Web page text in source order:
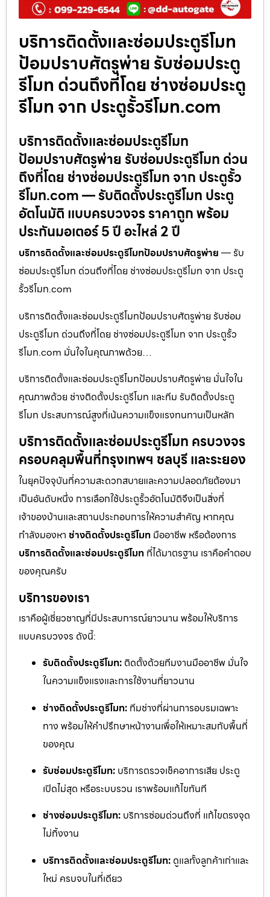
บริการติดตั้งและซ่อมประตูรีโมท
ป้อมปราบศัตรูพ่าย รับซ่อมประตู
รีโมท ด่วนถึงที่โดย ช่างซ่อมประตู
รีโมท จาก ประตูรั้วรีโมท.com
บริการติดตั้งและซ่อมประตูรีโมท
ป้อมปราบศัตรูพ่าย รับซ่อมประตูรีโมท ด่วน
ถึงที่โดย ช่างซ่อมประตูรีโมท จาก ประตูรั้ว
รีโมท.com — รับติดตั้งประตูรีโมท ประตู
อัตโนมัติ แบบครบวงจร ราคาถูก พร้อม
ประกันมอเตอร์ 5 ปี อะไหล่ 2 ปี
บริการติดตั้งและซ่อมประตูรีโมทป้อมปราบศัตรูพ่าย — รับ
ซ่อมประตูรีโมท ด่วนถึงที่โดย ช่างซ่อมประตูรีโมท จาก ประตู
รั้วรีโมท.com
บริการติดตั้งและซ่อมประตูรีโมทป้อมปราบศัตรูพ่าย รับซ่อม
ประตูรีโมท ด่วนถึงที่โดย ช่างซ่อมประตูรีโมท จาก ประตูรั้ว
รีโมท.com มั่นใจในคุณภาพด้วย…
บริการติดตั้งและซ่อมประตูรีโมทป้อมปราบศัตรูพ่าย มั่นใจใน
คุณภาพด้วย ช่างติดตั้งประตูรีโมท และทีม รับติดตั้งประตู
รีโมท ประสบการณ์สูงที่เน้นความแข็งแรงทนทานเป็นหลัก
บริการติดตั้งและซ่อมประตูรีโมท ครบวงจร
ครอบคลุมพื้นที่กรุงเทพฯ ชลบุรี และระยอง
ในยุคปัจจุบันที่ความสะดวกสบายและความปลอดภัยต้องมา
เป็นอันดับหนึ่ง การเลือกใช้ประตูรั้วอัตโนมัติจึงเป็นสิ่งที่
เจ้าของบ้านและสถานประกอบการให้ความสำคัญ หากคุณ
กำลังมองหา ช่างติดตั้งประตูรีโมท มืออาชีพ หรือต้องการ
บริการติดตั้งและซ่อมประตูรีโมท ที่ได้มาตรฐาน เราคือคำตอบ
ของคุณครับ
บริการของเรา
เราคือผู้เชี่ยวชาญที่มีประสบการณ์ยาวนาน พร้อมให้บริการ
แบบครบวงจร ดังนี้:
รับติดตั้งประตูรีโมท: ติดตั้งด้วยทีมงานมืออาชีพ มั่นใจ
ในความแข็งแรงและการใช้งานที่ยาวนาน
ช่างติดตั้งประตูรีโมท: ทีมช่างที่ผ่านการอบรมเฉพาะ
ทาง พร้อมให้คำปรึกษาหน้างานเพื่อให้เหมาะสมกับพื้นที่
ของคุณ
รับซ่อมประตูรีโมท: บริการตรวจเช็คอาการเสีย ประตู
เปิดไม่สุด หรือระบบรวน เราพร้อมแก้ไขทันที
ช่างซ่อมประตูรีโมท: บริการซ่อมด่วนถึงที่ แก้ไขตรงจุด
ไม่ทิ้งงาน
บริการติดตั้งและซ่อมประตูรีโมท: ดูแลทั้งลูกค้าเก่าและ
ใหม่ ครบจบในที่เดียว